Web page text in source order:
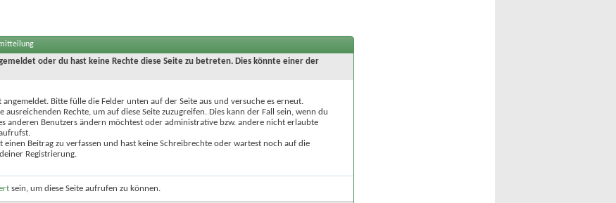
oder du hast keine Rechte diese Seite zu betreten. Dies könnte einer der
Bitte fülle die Felder unten auf der Seite aus und versuche es erneut.
ausreichenden Rechte, um auf diese Seite zuzugreifen. Dies kann der Fall sein, wenn du
anderen Benutzers ändern möchtest oder administrative bzw. andere nicht erlaubte
einen Beitrag zu verfassen und hast keine Schreibrechte oder wartest noch auf die
Registrierung.
sein, um diese Seite aufrufen zu können.